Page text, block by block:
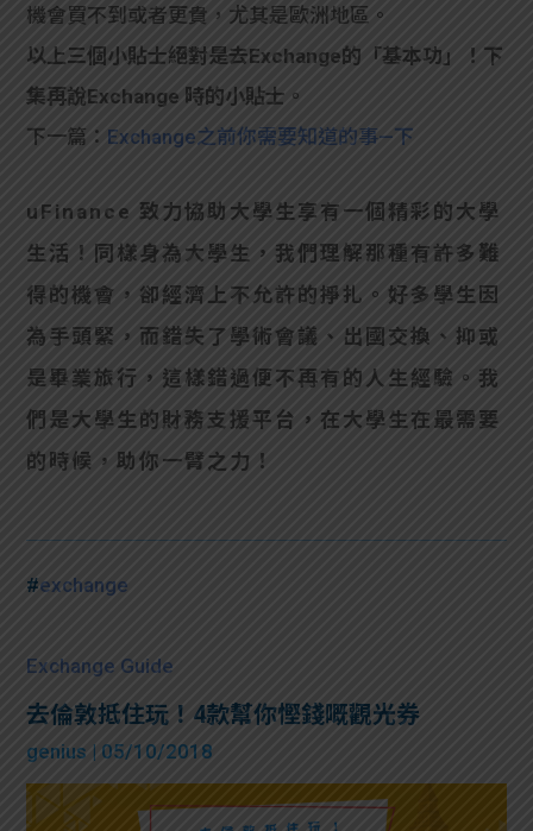
機會買不到或者更貴，尤其是歐洲地區。
以上三個小貼士絕對是去Exchange的「基本功」！下
集再說Exchange 時的小貼士。
下一篇： Exchange之前你需要知道的事—下
uFinance 致力協助大學生享有一個精彩的大學
生活！同樣身為大學生，我們理解那種有許多難
得的機會，卻經濟上不允許的掙扎。好多學生因
為手頭緊，而錯失了學術會議、出國交換、抑或
是畢業旅行，這樣錯過便不再有的人生經驗。我
們是大學生的財務支援平台，在大學生在最需要
的時候，助你一臂之力！
#exchange
Exchange Guide
去倫敦抵住玩！4款幫你慳錢嘅觀光券
genius | 05/10/2018